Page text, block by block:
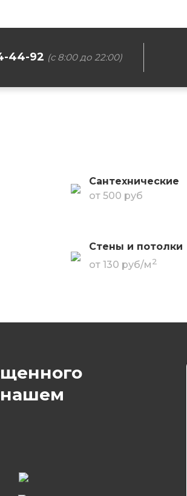
44-92 (с 8:00 до 22:00)
Сантехнические
от 500 руб
Стены и потолки
от 130 руб/м2
нашем